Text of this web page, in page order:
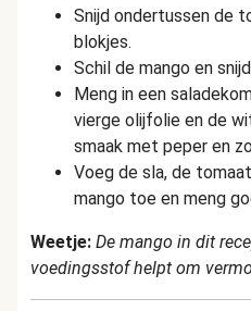
Snijd ondertussen de
blokjes.
Schil de mango en
Meng in een
vierge olijfolie en de
smaak met peper en
Voeg de sla, de
mango toe en meng
Weetje: De mango in dit
voedingsstof helpt om